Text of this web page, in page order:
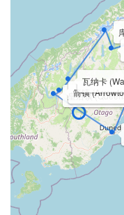
皇后镇
箭镇
瓦纳卡